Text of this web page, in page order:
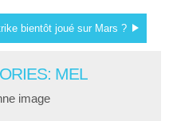
bientôt joué sur Mars ?
MEL
image